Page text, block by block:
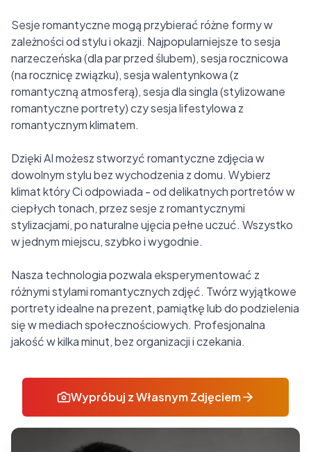
Sesje romantyczne mogą przybierać różne formy w
zależności od stylu i okazji. Najpopularniejsze to sesja
narzeczeńska (dla par przed ślubem), sesja rocznicowa
(na rocznicę związku), sesja walentynkowa (z
romantyczną atmosferą), sesja dla singla (stylizowane
romantyczne portrety) czy sesja lifestylowa z
romantycznym klimatem.
Dzięki AI możesz stworzyć romantyczne zdjęcia w
dowolnym stylu bez wychodzenia z domu. Wybierz
klimat który Ci odpowiada - od delikatnych portretów w
ciepłych tonach, przez sesje z romantycznymi
stylizacjami, po naturalne ujęcia pełne uczuć. Wszystko
w jednym miejscu, szybko i wygodnie.
Nasza technologia pozwala eksperymentować z
różnymi stylami romantycznych zdjęć. Twórz wyjątkowe
portrety idealne na prezent, pamiątkę lub do podzielenia
się w mediach społecznościowych. Profesjonalna
jakość w kilka minut, bez organizacji i czekania.
Wypróbuj z Własnym Zdjęciem